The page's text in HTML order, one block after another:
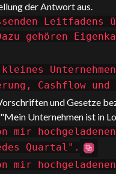
der Antwort aus.
Leitfadens
gehören
Cashflow
und Gesetze
Unternehmen ist in
Quartal".
mir